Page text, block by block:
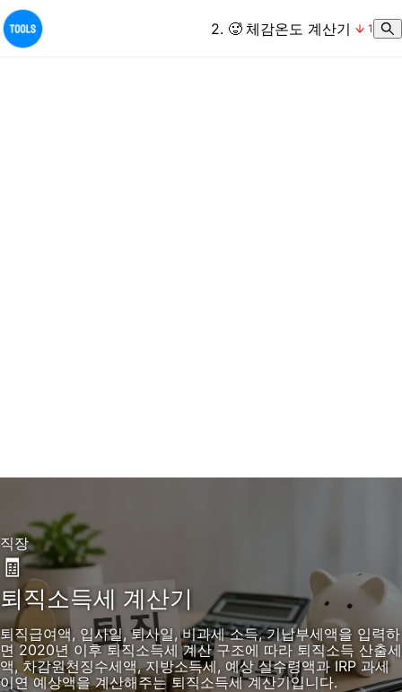
2. 🥵 체감온도 계산기 1
직장
🧾
퇴직소득세 계산기
퇴직급여액, 입사일, 퇴사일, 비과세 소득, 기납부세액을 입력하
면 2020년 이후 퇴직소득세 계산 구조에 따라 퇴직소득 산출세
액, 차감원천징수세액, 지방소득세, 예상 실수령액과 IRP 과세
이연 예상액을 계산해주는 퇴직소득세 계산기입니다.